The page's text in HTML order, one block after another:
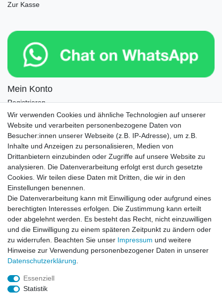
Zur Kasse
Mein Konto
Registrieren
Login
Newsletter
E-MAIL **
Newsletter
Honig
Hiermit bestätige ich, dass ich die
Einwilligung kann ich jederzeit widerrufen.**
Abonnieren
** Hierbei handelt es sich um ein Pflichtfeld.
Wir verwenden Cookies und ähnliche Technologien auf unserer
Website und verarbeiten personenbezogene Daten von
Besucher:innen unserer Webseite (z.B. IP-Adresse), um z.B.
Inhalte und Anzeigen zu personalisieren, Medien von
Drittanbietern einzubinden oder Zugriffe auf unsere Website zu
analysieren. Die Datenverarbeitung erfolgt erst durch gesetzte
Cookies. Wir teilen diese Daten mit Dritten, die wir in den
Einstellungen benennen.
Die Datenverarbeitung kann mit Einwilligung oder aufgrund eines
berechtigten Interesses erfolgen. Die Zustimmung kann erteilt
oder abgelehnt werden. Es besteht das Recht, nicht einzuwilligen
und die Einwilligung zu einem späteren Zeitpunkt zu ändern oder
zu widerrufen. Beachten Sie unser Impressum und weitere
Hinweise zur Verwendung personenbezogener Daten in unserer
Daten­schutz­erklärung
Essenziell
Statistik